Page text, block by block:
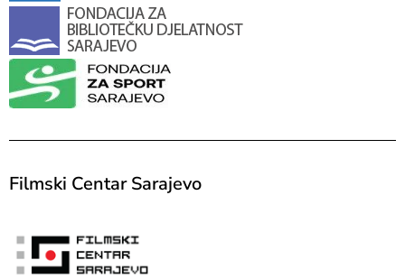
Filmski Centar Sarajevo